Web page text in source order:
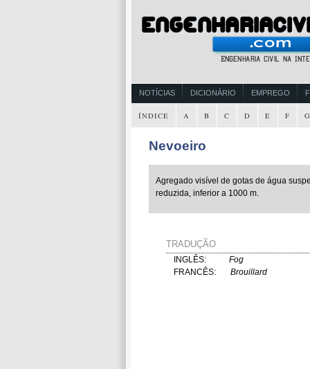
NOTÍCIAS DICIONÁRIO EMPREGO
ÍNDICE A B C D E F G
Nevoeiro
Agregado visível de gotas de água
reduzida, inferior a 1000 m.
TRADUÇÃO
INGLÊS: Fog
FRANCÊS: Brouillard